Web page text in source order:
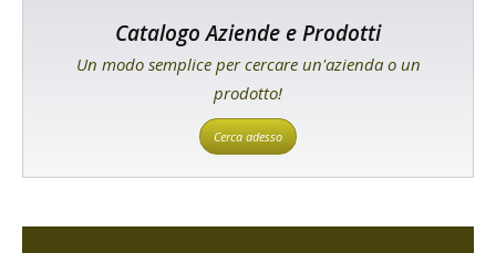
Catalogo Aziende e Prodotti
Un modo semplice per cercare un'azienda o un
prodotto!
Cerca adesso